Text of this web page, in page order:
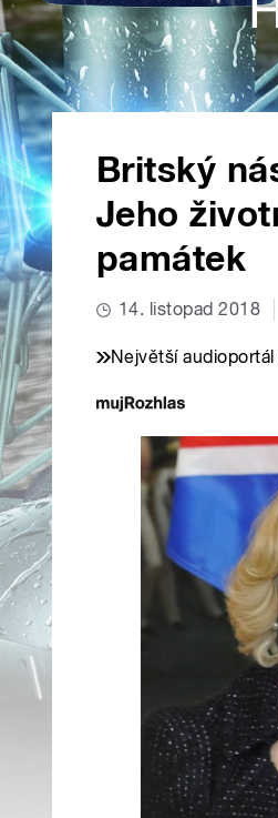
Britský
Jeho
památek
14. listopad 2018
Největší